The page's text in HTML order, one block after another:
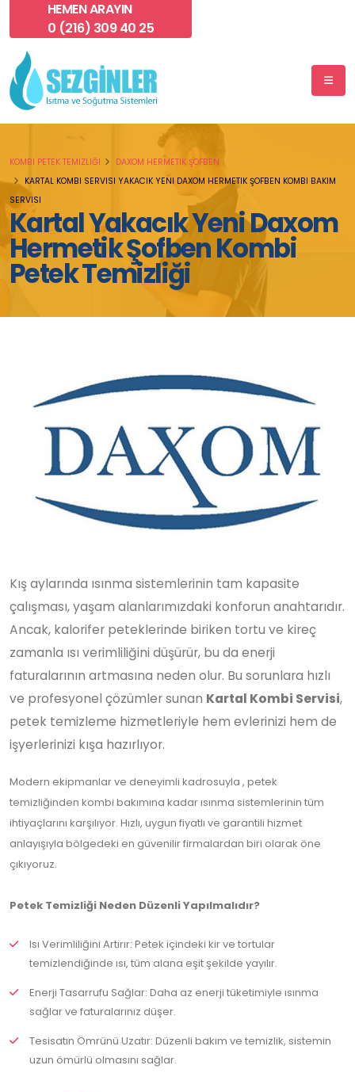
HEMEN ARAYIN
0 (216) 309 40 25
Kartal Yakacık Yeni Daxom
Hermetik Şofben Kombi
Petek Temizliği
KOMBI PETEK TEMIZLIĞI
DAXOM HERMETIK ŞOFBEN
KARTAL KOMBI SERVISI YAKACIK YENI DAXOM HERMETIK ŞOFBEN KOMBI BAKIM
SERVISI
Kış aylarında ısınma sistemlerinin tam kapasite
çalışması, yaşam alanlarımızdaki konforun anahtarıdır.
Ancak, kalorifer peteklerinde biriken tortu ve kireç
zamanla ısı verimliliğini düşürür, bu da enerji
faturalarının artmasına neden olur. Bu sorunlara hızlı
ve profesyonel çözümler sunan Kartal Kombi Servisi,
petek temizleme hizmetleriyle hem evlerinizi hem de
işyerlerinizi kışa hazırlıyor.
Modern ekipmanlar ve deneyimli kadrosuyla , petek
temizliğinden kombi bakımına kadar ısınma sistemlerinin tüm
ihtiyaçlarını karşılıyor. Hızlı, uygun fiyatlı ve garantili hizmet
anlayışıyla bölgedeki en güvenilir firmalardan biri olarak öne
çıkıyoruz.
Petek Temizliği Neden Düzenli Yapılmalıdır?
Isı Verimliliğini Artırır: Petek içindeki kir ve tortular
temizlendiğinde ısı, tüm alana eşit şekilde yayılır.
Enerji Tasarrufu Sağlar: Daha az enerji tüketimiyle ısınma
sağlar ve faturalarınız düşer.
Tesisatın Ömrünü Uzatır: Düzenli bakım ve temizlik, sistemin
uzun ömürlü olmasını sağlar.